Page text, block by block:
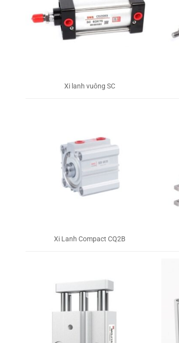
Xi lanh vuông SC
Xi Lanh Compact CQ2B